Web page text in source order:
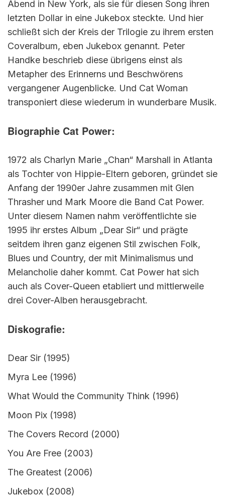
Abend in New York, als sie für diesen Song ihren
letzten Dollar in eine Jukebox steckte. Und hier
schließt sich der Kreis der Trilogie zu ihrem ersten
Coveralbum, eben Jukebox genannt. Peter
Handke beschrieb diese übrigens einst als
Metapher des Erinnerns und Beschwörens
vergangener Augenblicke. Und Cat Woman
transponiert diese wiederum in wunderbare Musik.
Biographie Cat Power:
1972 als Charlyn Marie „Chan“ Marshall in Atlanta
als Tochter von Hippie-Eltern geboren, gründet sie
Anfang der 1990er Jahre zusammen mit Glen
Thrasher und Mark Moore die Band Cat Power.
Unter diesem Namen nahm veröffentlichte sie
1995 ihr erstes Album „Dear Sir“ und prägte
seitdem ihren ganz eigenen Stil zwischen Folk,
Blues und Country, der mit Minimalismus und
Melancholie daher kommt. Cat Power hat sich
auch als Cover-Queen etabliert und mittlerweile
drei Cover-Alben herausgebracht.
Diskografie:
Dear Sir (1995)
Myra Lee (1996)
What Would the Community Think (1996)
Moon Pix (1998)
The Covers Record (2000)
You Are Free (2003)
The Greatest (2006)
Jukebox (2008)